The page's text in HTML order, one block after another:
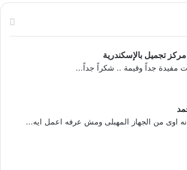
تجميل بالإسكندرية
مفيدة جداً وقيمة .. شكراً جداً...
اوى من الجهاز المهبلى ومش عرفه اعمل ايه...